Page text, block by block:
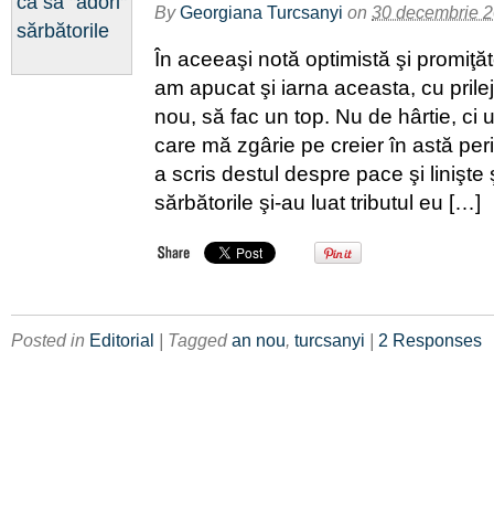
ByGeorgiana Turcsanyi on 30 decembrie
În aceeaşi notă optimistă şi
am apucat şi iarna aceasta, cu
nou, să fac un top. Nu de hârtie, ci
care mă zgârie pe creier în astă
a scris destul despre pace şi linişte
sărbătorile şi-au luat tributul eu […]
Posted in Editorial | Taggedan nou, turcsanyi | 2 Responses